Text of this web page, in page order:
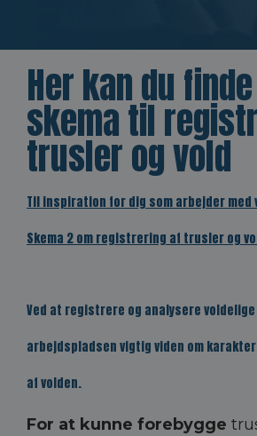
Her kan du
skema til
trusler og vold
Til inspiration for dig som arbejder
Skema 2 om registrering af trusler og
Ved at registrere og analysere
arbejdspladsen vigtig viden om
af volden.
For at kunne forebygge